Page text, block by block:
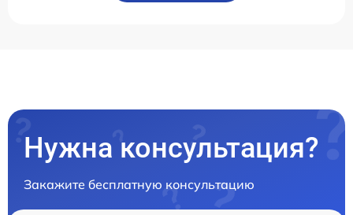
Нужна консультация?
Закажите бесплатную консультацию